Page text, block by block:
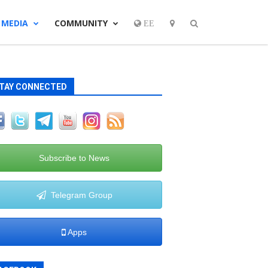
MEDIA COMMUNITY EE
CONNECTED
Subscribe to News
Telegram Group
Apps